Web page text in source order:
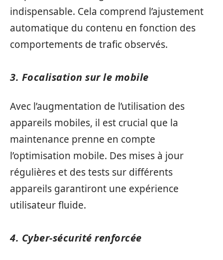
indispensable. Cela comprend l’ajustement
automatique du contenu en fonction des
comportements de trafic observés.
3. Focalisation sur le mobile
Avec l’augmentation de l’utilisation des
appareils mobiles, il est crucial que la
maintenance prenne en compte
l’optimisation mobile. Des mises à jour
régulières et des tests sur différents
appareils garantiront une expérience
utilisateur fluide.
4. Cyber-sécurité renforcée